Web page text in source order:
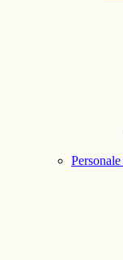
Personale